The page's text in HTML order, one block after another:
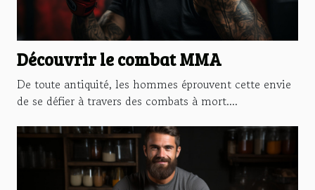
Découvrir le combat MMA
De toute antiquité, les hommes éprouvent cette envie
de se défier à travers des combats à mort....